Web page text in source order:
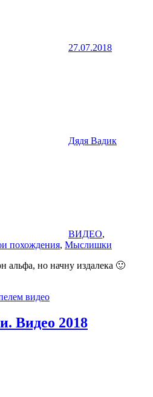
27.07.2018
Дядя Вадик
ВИДЕО,
похождения, Мыслишки
альфа, но начну издалека 🙂
Видео 2018